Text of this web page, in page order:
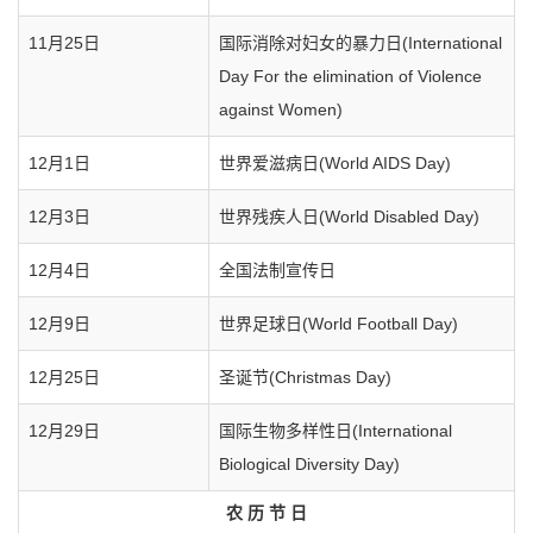
11月25日
国际消除对妇女的暴力日(International
Day For the elimination of Violence
against Women)
12月1日 世界爱滋病日(World AIDS Day)
12月3日 世界残疾人日(World Disabled Day)
12月4日 全国法制宣传日
12月9日 世界足球日(World Football Day)
12月25日 圣诞节(Christmas Day)
12月29日
国际生物多样性日(International
Biological Diversity Day)
农 历 节 日